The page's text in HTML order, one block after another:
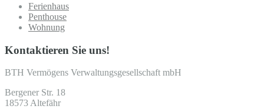
Ferienhaus
Penthouse
Wohnung
Kontaktieren Sie uns!
BTH Vermögens Verwaltungsgesellschaft mbH
Bergener Str. 18
18573 Altefähr